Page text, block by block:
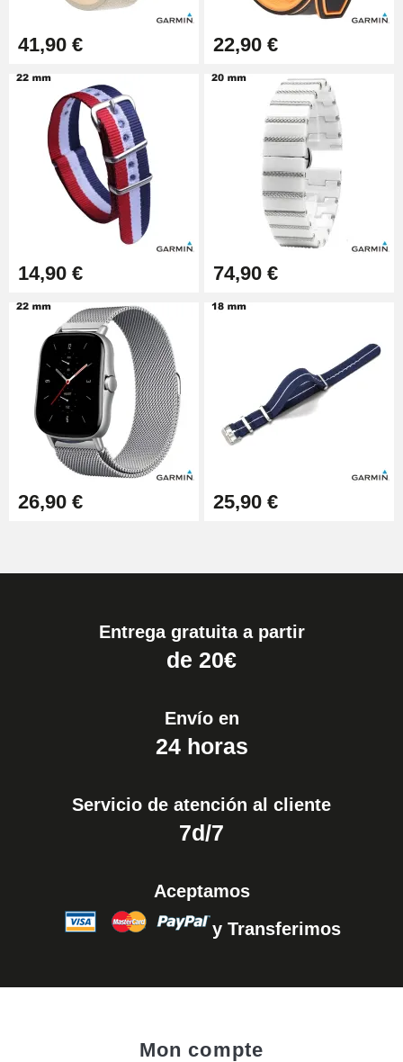
41,90 € 22,90 €
14,90 € 74,90 €
26,90 € 25,90 €
Entrega gratuita a partir
de 20€
Envío en
24 horas
Servicio de atención al cliente
7d/7
Aceptamos
y Transferimos
Mon compte